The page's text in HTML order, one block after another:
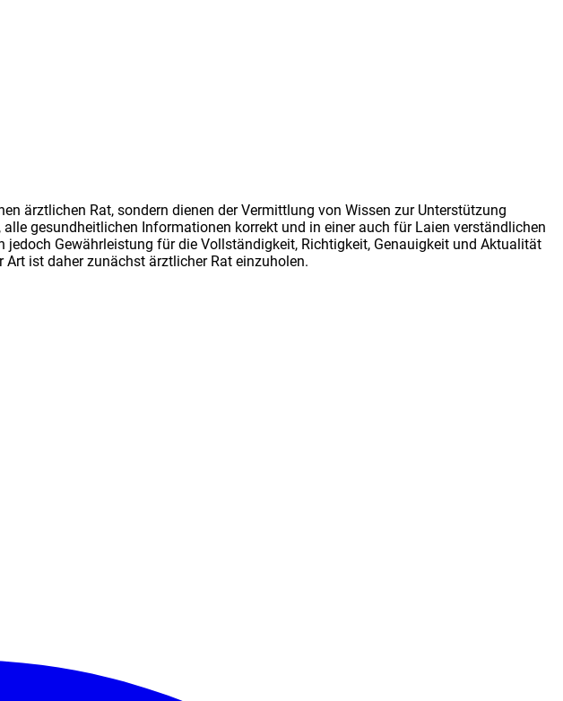
ärztlichen Rat, sondern dienen der Vermittlung von Wissen zur Unterstützung
gesundheitlichen Informationen korrekt und in einer auch für Laien verständlichen
jedoch Gewährleistung für die Vollständigkeit, Richtigkeit, Genauigkeit und Aktualität
Art ist daher zunächst ärztlicher Rat einzuholen.